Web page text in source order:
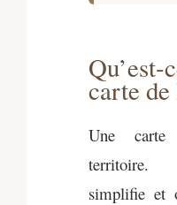
Qu’est-
carte
Une
territoire.
simplifie et